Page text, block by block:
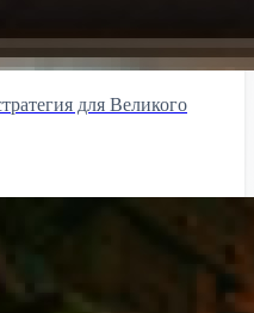
для Великого